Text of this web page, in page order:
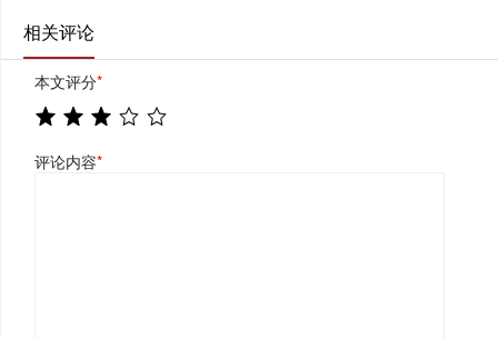
相关评论
本文评分*
评论内容*